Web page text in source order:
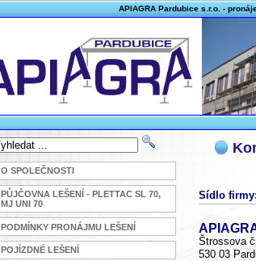
APIAGRA Pardubice s.r.o. -
O SPOLEČNOSTI
PŮJČOVNA LEŠENÍ - PLETTAC SL 70,
MJ UNI 70
PODMÍNKY PRONÁJMU LEŠENÍ
POJÍZDNÉ LEŠENÍ
Sídlo
Štrossova
530 03